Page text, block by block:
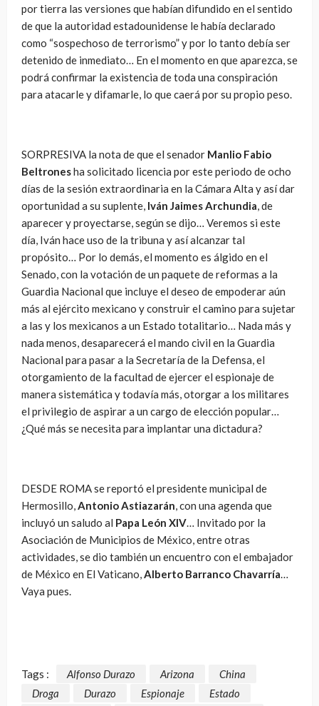
por tierra las versiones que habían difundido en el sentido
de que la autoridad estadounidense le había declarado
como “sospechoso de terrorismo” y por lo tanto debía ser
detenido de inmediato… En el momento en que aparezca, se
podrá confirmar la existencia de toda una conspiración
para atacarle y difamarle, lo que caerá por su propio peso.
SORPRESIVA la nota de que el senador Manlio Fabio
Beltronesha solicitado licencia por este periodo de ocho
días de la sesión extraordinaria en la Cámara Alta y así dar
oportunidad a su suplente, Iván Jaimes Archundia, de
aparecer y proyectarse, según se dijo… Veremos si este
día, Iván hace uso de la tribuna y así alcanzar tal
propósito… Por lo demás, el momento es álgido en el
Senado, con la votación de un paquete de reformas a la
Guardia Nacional que incluye el deseo de empoderar aún
más al ejército mexicano y construir el camino para sujetar
a las y los mexicanos a un Estado totalitario… Nada más y
nada menos, desaparecerá el mando civil en la Guardia
Nacional para pasar a la Secretaría de la Defensa, el
otorgamiento de la facultad de ejercer el espionaje de
manera sistemática y todavía más, otorgar a los militares
el privilegio de aspirar a un cargo de elección popular…
¿Qué más se necesita para implantar una dictadura?
DESDE ROMA se reportó el presidente municipal de
Hermosillo,Antonio Astiazarán, con una agenda que
incluyó un saludo al Papa León XIV… Invitado por la
Asociación de Municipios de México, entre otras
actividades, se dio también un encuentro con el embajador
de México en El Vaticano,Alberto Barranco Chavarría…
Vaya pues.
Tags : Alfonso Durazo Arizona
China
Droga
Durazo Espionaje Estado